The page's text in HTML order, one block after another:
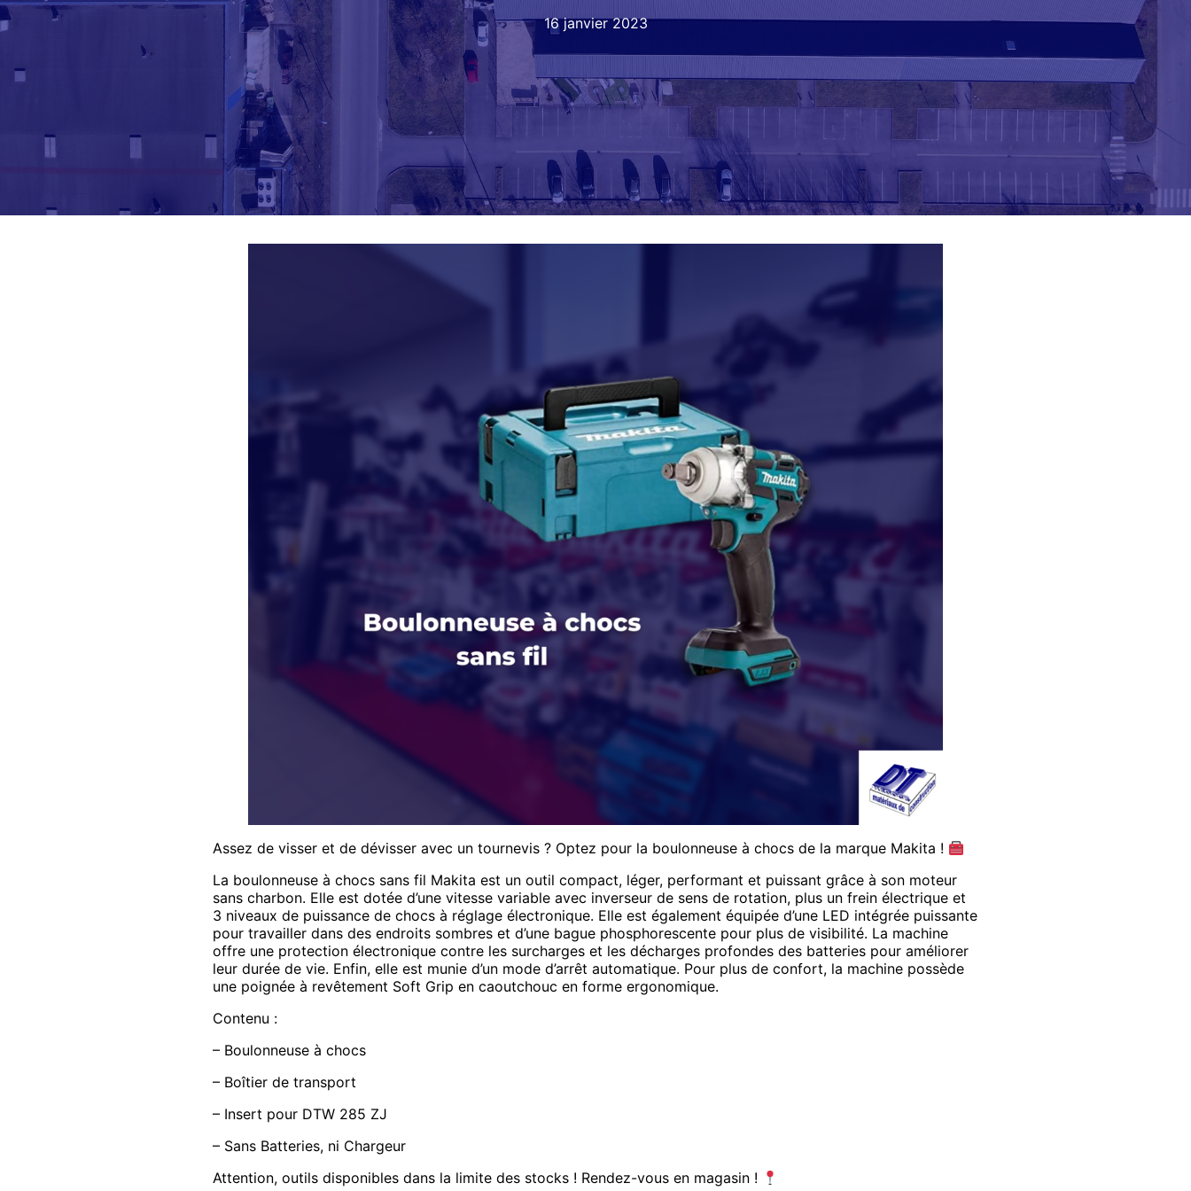
16 janvier 2023
Assez de visser et de dévisser avec un tournevis ? Optez pour la boulonneuse à chocs de la marque Makita !
La boulonneuse à chocs sans fil Makita est un outil compact, léger, performant et puissant grâce à son moteur
sans charbon. Elle est dotée d’une vitesse variable avec inverseur de sens de rotation, plus un frein électrique et
3 niveaux de puissance de chocs à réglage électronique. Elle est également équipée d’une LED intégrée puissante
pour travailler dans des endroits sombres et d’une bague phosphorescente pour plus de visibilité. La machine
offre une protection électronique contre les surcharges et les décharges profondes des batteries pour améliorer
leur durée de vie. Enfin, elle est munie d’un mode d’arrêt automatique. Pour plus de confort, la machine possède
une poignée à revêtement Soft Grip en caoutchouc en forme ergonomique.
Contenu :
– Boulonneuse à chocs
– Boîtier de transport
– Insert pour DTW 285 ZJ
– Sans Batteries, ni Chargeur
Attention, outils disponibles dans la limite des stocks ! Rendez-vous en magasin !